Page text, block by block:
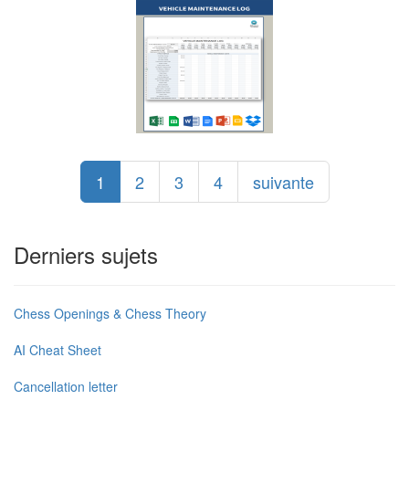
1 2 3 4 suivante
Derniers sujets
Chess Openings & Chess Theory
AI Cheat Sheet
Cancellation letter